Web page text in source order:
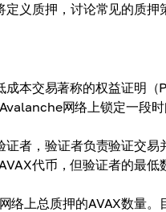
义质押，讨论常见的质押
本交易著称的权益证明
网络上锁定一段时
者，验证者负责验证交
代币，但验证者的最低
络上总质押的AVAX数量